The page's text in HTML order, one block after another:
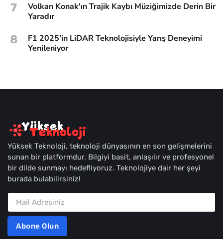
7
Volkan Konak'ın Trajik Kaybı Müziğimizde Derin Bir
Yaradır
8
F1 2025’in LiDAR Teknolojisiyle Yarış Deneyimi
Yenileniyor
Yüksek Teknoloji, teknoloji dünyasının en son gelişmelerini
sunan bir platformdur. Bilgiyi basit, anlaşılır ve profesyonel
bir dilde sunmayı hedefliyoruz. Teknolojiye dair her şeyi
burada bulabilirsiniz!
Abone Olun